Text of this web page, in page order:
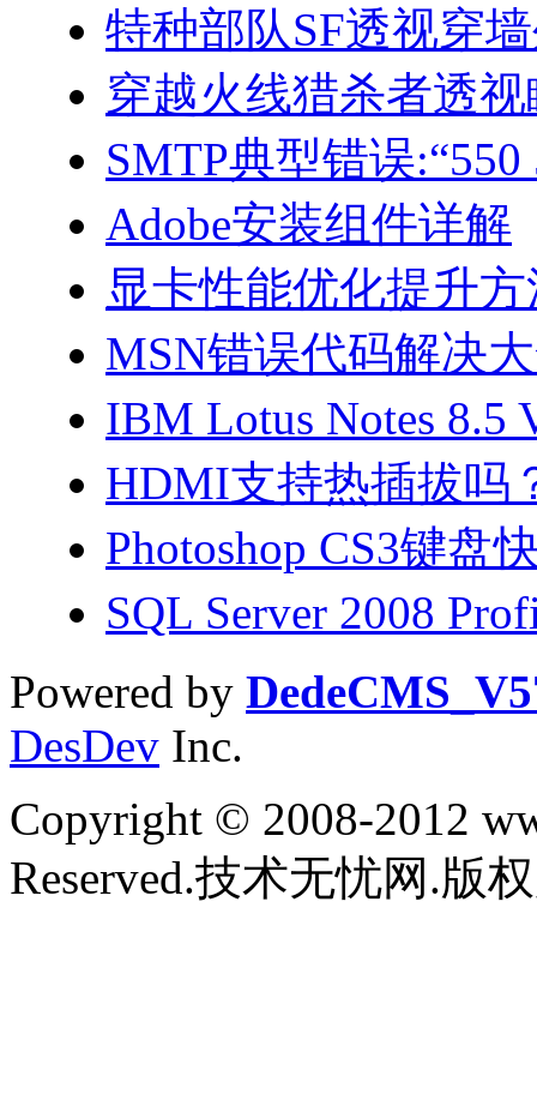
特种部队SF透视穿
穿越火线猎杀者透
SMTP典型错误:“550
Adobe安装组件详解
显卡性能优化提升
MSN错误代码解决
IBM Lotus Notes 8.5
HDMI支持热插拔吗
Photoshop CS3键盘
SQL Server 2008
Powered by
DesDev Inc.
Copyright © 2008-2012
Reserved.技术无忧网.版